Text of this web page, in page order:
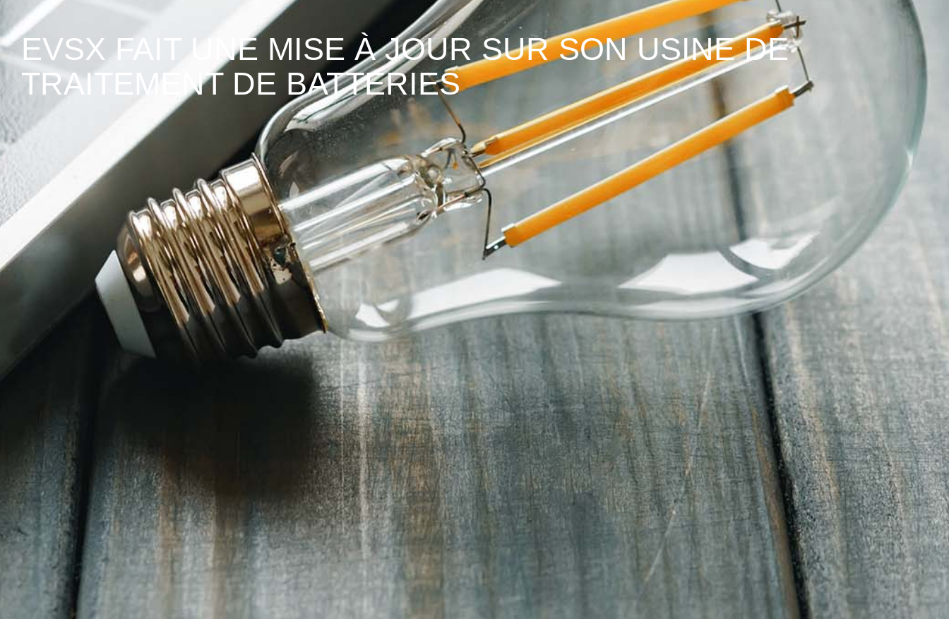
EVSX FAIT UNE MISE À JOUR SUR SON USINE DE
TRAITEMENT DE BATTERIES